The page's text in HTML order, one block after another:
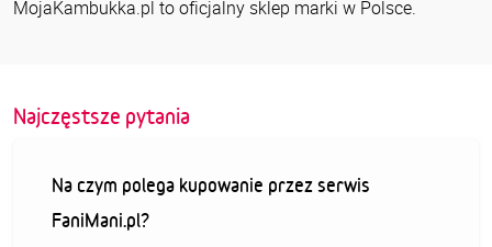
MojaKambukka.pl to oficjalny sklep marki w Polsce.
Najczęstsze pytania
Na czym polega kupowanie przez serwis
FaniMani.pl?